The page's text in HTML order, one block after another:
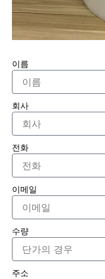
이름
회사
전화
이메일
수량
주소